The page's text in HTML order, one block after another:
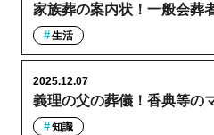
家族葬の案内状！一般会葬
生活
義理の父の葬儀！香典等の
2025.12.07
知識